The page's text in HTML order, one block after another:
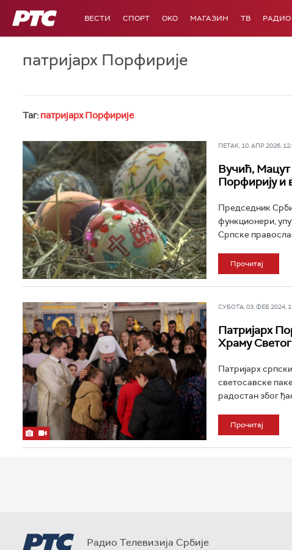
РТС ВЕСТИ СПОРТ OKO МАГАЗИН ТВ РАДИО
патријарх Порфирије
Таг: патријарх Порфирије
ПЕТАК, 10. АПР 2026,
Вучић, Мацут
Порфирију
Председник
функционери,
Српске
Прочитај
СУБОТА, 03. ФЕБ 2024,
Патријарх
Храму
Патријарх
светосавске
радостан због
Прочитај
Радио Телевизија Србије